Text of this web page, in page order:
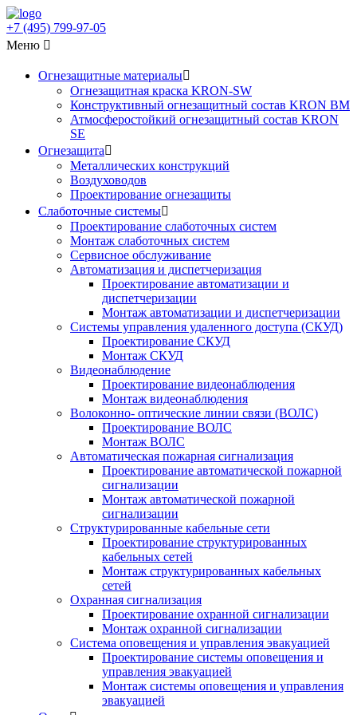
+7 (495) 799-97-05
Меню
Огнезащитные материалы
Огнезащитная краска KRON-SW
Конструктивный огнезащитный состав KRON BM
Атмосферостойкий огнезащитный состав KRON
SE
Огнезащита
Металлических конструкций
Воздуховодов
Проектирование огнезащиты
Слаботочные системы
Проектирование слаботочных систем
Монтаж слаботочных систем
Сервисное обслуживание
Автоматизация и диспетчеризация
Проектирование автоматизации и
диспетчеризации
Монтаж автоматизации и диспетчеризации
Системы управления удаленного доступа (СКУД)
Проектирование СКУД
Монтаж СКУД
Видеонаблюдение
Проектирование видеонаблюдения
Монтаж видеонаблюдения
Волоконно- оптические линии связи (ВОЛС)
Проектирование ВОЛС
Монтаж ВОЛС
Автоматическая пожарная сигнализация
Проектирование автоматической пожарной
сигнализации
Монтаж автоматической пожарной
сигнализации
Структурированные кабельные сети
Проектирование структурированных
кабельных сетей
Монтаж структурированных кабельных
сетей
Охранная сигнализация
Проектирование охранной сигнализации
Монтаж охранной сигнализации
Система оповещения и управления эвакуацией
Проектирование системы оповещения и
управления эвакуацией
Монтаж системы оповещения и управления
эвакуацией